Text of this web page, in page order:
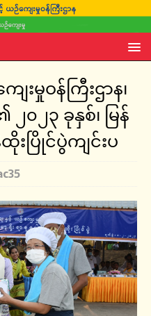
းမှုဝန်ကြီးဌာန၊
၂၀၂၃ ခုနှစ်၊ မြန်
းပြိုင်ပွဲကျင်းပ